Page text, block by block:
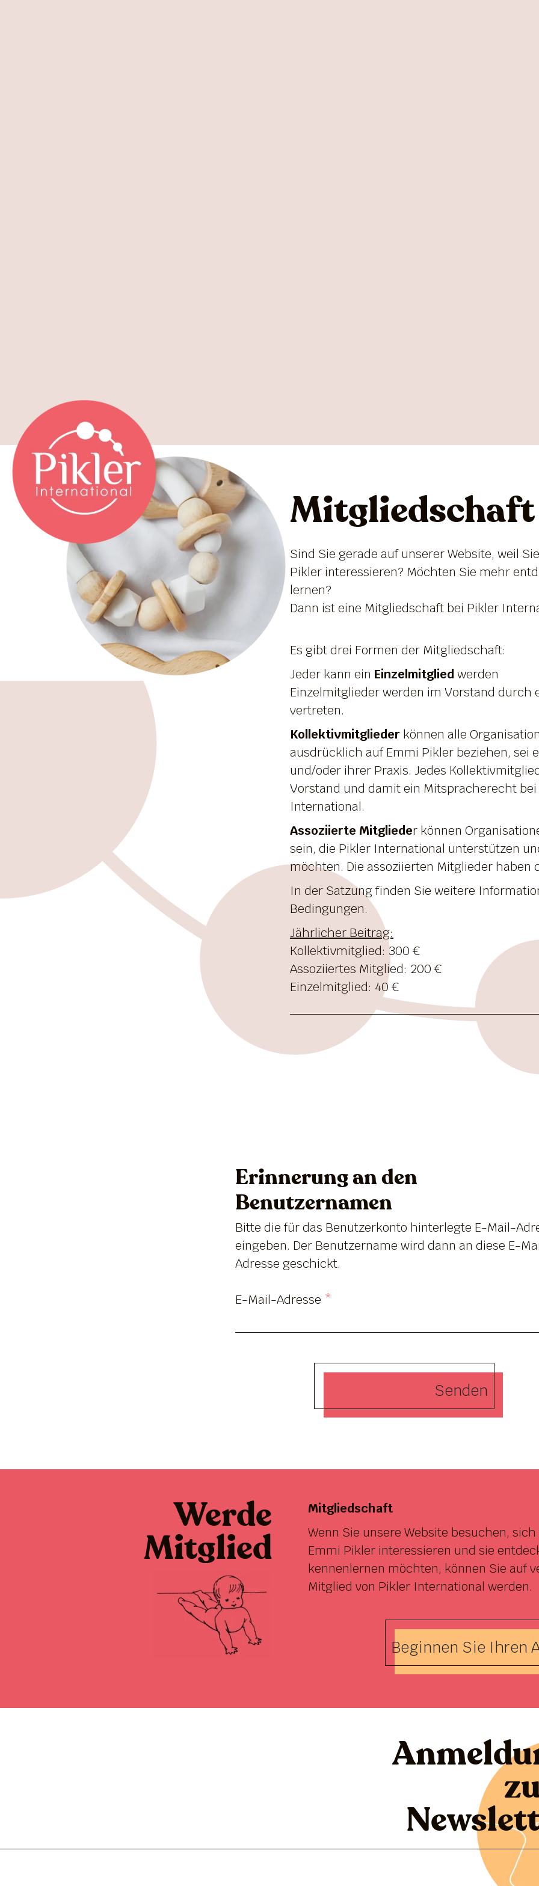
Mitgliedschaft
Sind Sie gerade auf unserer Website, weil
Pikler interessieren? Möchten Sie mehr
lernen?
Dann ist eine Mitgliedschaft bei Pikler
Es gibt drei Formen der Mitgliedschaft:
Jeder kann ein Einzelmitgliedwerden
Einzelmitglieder werden im Vorstand durch
vertreten.
Kollektivmitglieder können alle
ausdrücklich auf Emmi Pikler beziehen, sei
und/oder ihrer Praxis. Jedes
Vorstand und damit ein Mitspracherecht
International.
Assoziierte Mitglieder können
sein, die Pikler International unterstützen
möchten. Die assoziierten Mitglieder haben
In der Satzung finden Sie weitere
Bedingungen.
Jährlicher Beitrag:
Kollektivmitglied: 300 €
Assoziiertes Mitglied: 200 €
Einzelmitglied: 40 €
Erinnerung an den
Benutzernamen
Bitte die für das Benutzerkonto hinterlegte E-Mail-
eingeben. Der Benutzername wird dann an diese E-
Adresse geschickt.
E-Mail-Adresse *
Senden
Werde
Mitglied
Mitgliedschaft
Wenn Sie unsere Website besuchen,
Emmi Pikler interessieren und sie
kennenlernen möchten, können Sie auf
Mitglied von Pikler International werden.
Beginnen Sie Ihren